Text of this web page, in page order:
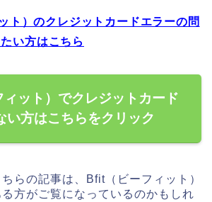
ト）のクレジットカードエラーの問
い方はこちら
ット）でクレジットカード
い方はこちらをクリック
らの記事は、Bfit（ビーフィット）
方がご覧になっているのかもしれ